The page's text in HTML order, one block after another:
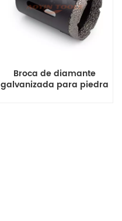
Broca de diamante
galvanizada para piedra